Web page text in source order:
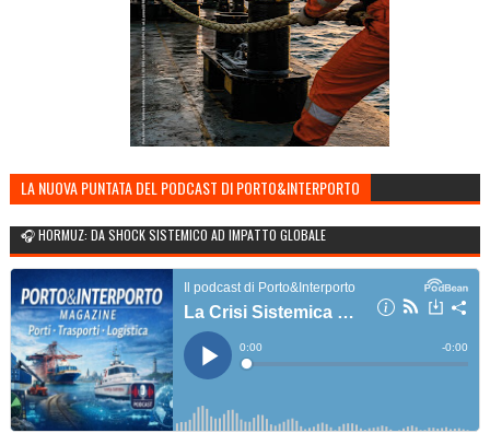
LA NUOVA PUNTATA DEL PODCAST DI PORTO&INTERPORTO
🎧 HORMUZ: DA SHOCK SISTEMICO AD IMPATTO GLOBALE